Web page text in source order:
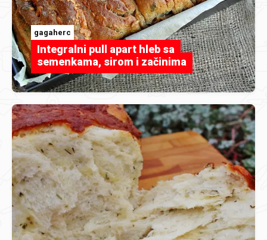
gagaherc
Integralni pull apart hleb sa
semenkama, sirom i začinima